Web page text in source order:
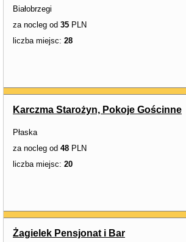
Białobrzegi
za nocleg od 35 PLN
liczba miejsc: 28
Karczma Starożyn, Pokoje Gościnne
Płaska
za nocleg od 48 PLN
liczba miejsc: 20
Żagielek Pensjonat i Bar